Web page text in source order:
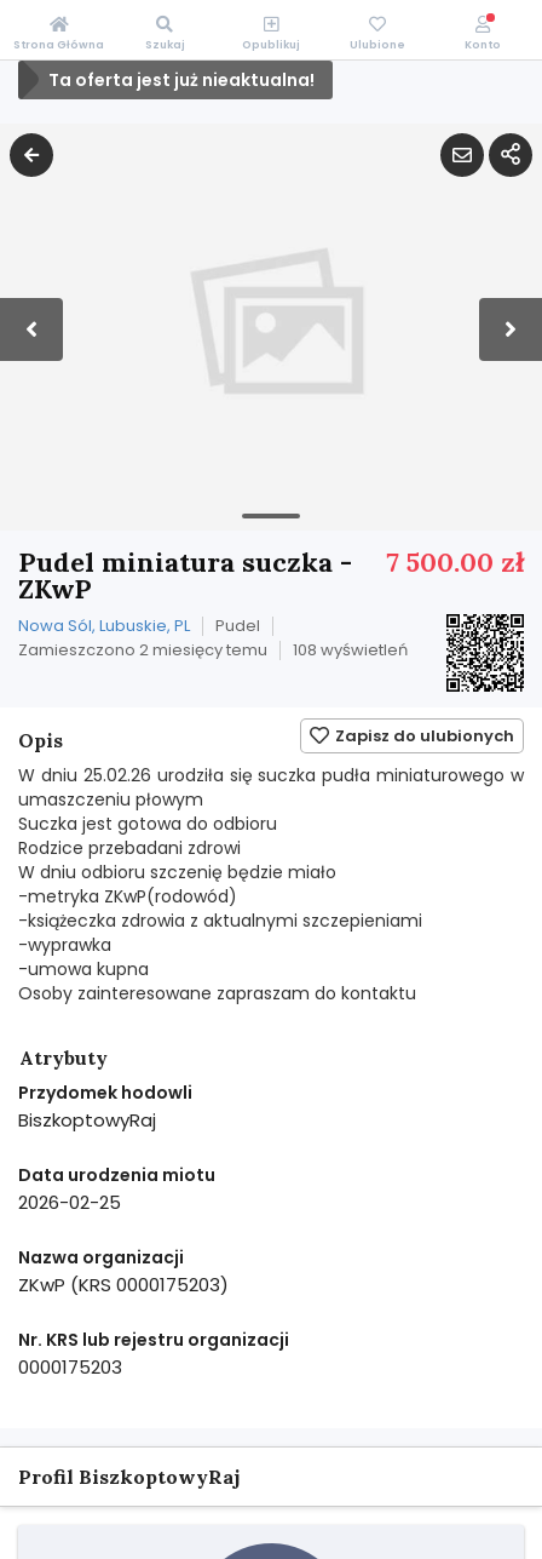
Ta oferta jest już nieaktualna!
7 500.00 zł
Pudel miniatura suczka -
ZKwP
Nowa Sól, Lubuskie, PL
Pudel
Zamieszczono 2 miesięcy temu
108 wyświetleń
Zapisz do ulubionych
Opis
W dniu 25.02.26 urodziła się suczka pudła miniaturowego w
umaszczeniu płowym
Suczka jest gotowa do odbioru
Rodzice przebadani zdrowi
W dniu odbioru szczenię będzie miało
-metryka ZKwP(rodowód)
-książeczka zdrowia z aktualnymi szczepieniami
-wyprawka
-umowa kupna
Osoby zainteresowane zapraszam do kontaktu
Atrybuty
Przydomek hodowli
BiszkoptowyRaj
Data urodzenia miotu
2026-02-25
Nazwa organizacji
ZKwP (KRS 0000175203)
Nr. KRS lub rejestru organizacji
0000175203
Profil BiszkoptowyRaj
Strona Główna Szukaj Opublikuj Ulubione Konto